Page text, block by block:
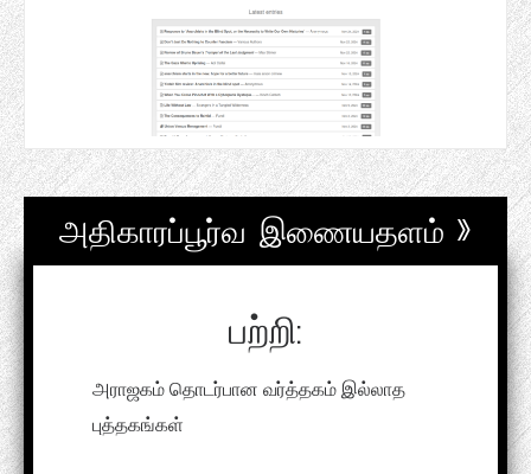
அதிகாரப்பூர்வ இணையதளம் »
பற்றி:
அராஜகம் தொடர்பான வர்த்தகம் இல்லாத
புத்தகங்கள்